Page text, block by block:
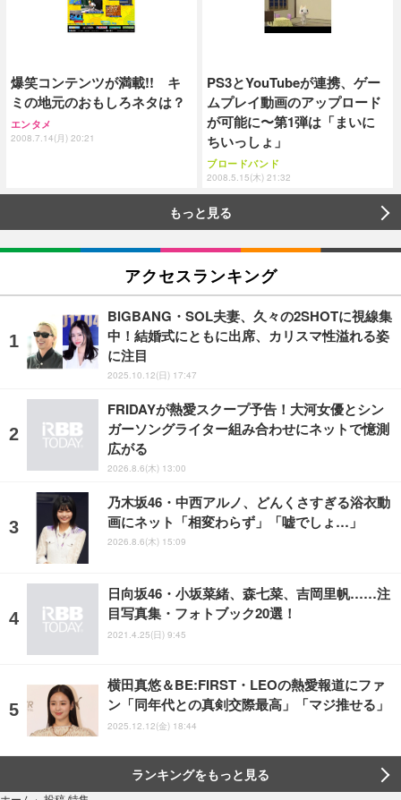
爆笑コンテンツが満載!! キ
ミの地元のおもしろネタは？
エンタメ
2008.7.14(月) 20:21
PS3とYouTubeが連携、ゲー
ムプレイ動画のアップロード
が可能に〜第1弾は「まいに
ちいっしょ」
ブロードバンド
2008.5.15(木) 21:32
もっと見る
アクセスランキング
BIGBANG・SOL夫妻、久々の2SHOTに視線集
中！結婚式にともに出席、カリスマ性溢れる姿
に注目
2025.10.12(日) 17:47
FRIDAYが熱愛スクープ予告！大河女優とシン
ガーソングライター組み合わせにネットで憶測
広がる
2026.8.6(木) 13:00
乃木坂46・中西アルノ、どんくさすぎる浴衣動
画にネット「相変わらず」「嘘でしょ…」
2026.8.6(木) 15:09
日向坂46・小坂菜緒、森七菜、吉岡里帆……注
目写真集・フォトブック20選！
2021.4.25(日) 9:45
横田真悠＆BE:FIRST・LEOの熱愛報道にファ
ン「同年代との真剣交際最高」「マジ推せる」
2025.12.12(金) 18:44
ランキングをもっと見る